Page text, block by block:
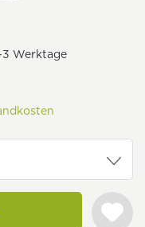
Werktage